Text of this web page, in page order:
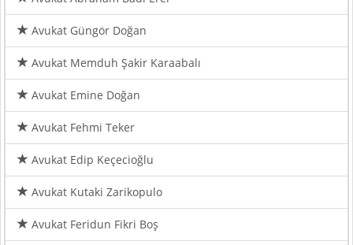
Avukat Güngör Doğan
Avukat Memduh Şakir Karaabalı
Avukat Emine Doğan
Avukat Fehmi Teker
Avukat Edip Keçecioğlu
Avukat Kutaki Zarikopulo
Avukat Feridun Fikri Boş